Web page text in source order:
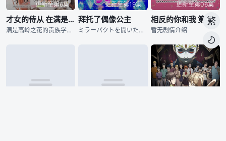
更新至第6集
才女的侍从 在满是高岭之花的贵族学校暗中照顾（毫无生活自理能力的）学院第一大小姐
满是高岭之花的贵族学校，学院的第一大小姐竟然毫无生活自理能力！友成伊月在阴错阳差之下，卷入日本顶尖大财团的大小姐・此花雏子的绑架事件。之后为了生活，受顾成为此花雏子的侍从。因为家庭的关系，雏子在学校必须扮演一个「完美的大小姐」。在外是才色兼备的大小姐，但真实身份却是毫无生活自理能力的懒散女孩。伊月想要守护这样的她，便努力照顾她的生活——
更新至第19集
拜托了偶像公主
ミラーパクトを開いたら、メイクとコーデでオシャレな私に大変身！
更新至第06集
相反的你和我 第二季
暂无剧情介绍
繁
